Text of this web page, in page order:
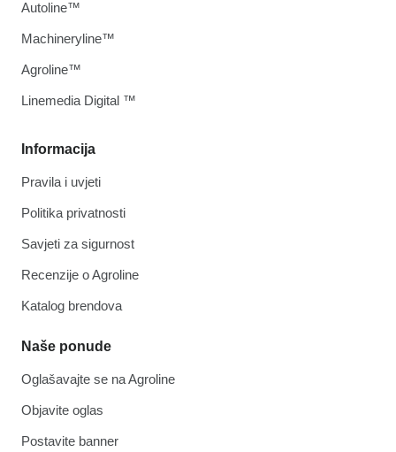
Informacija
Pravila i uvjeti
Politika privatnosti
Savjeti za sigurnost
Recenzije o Agroline
Katalog brendova
Naše ponude
Oglašavajte se na Agroline
Objavite oglas
Postavite banner
Autoline™
Machineryline™
Agroline™
Linemedia Digital ™